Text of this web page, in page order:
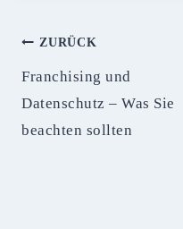
ZURÜCK
Franchising und
Datenschutz – Was Sie
beachten sollten